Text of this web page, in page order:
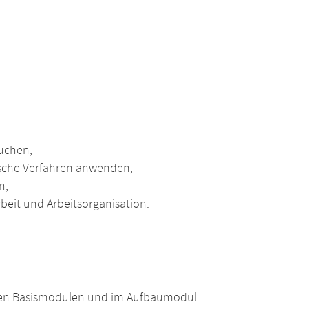
Verfahren anwenden,
und Arbeitsorganisation.
Basismodulen und im Aufbaumodul